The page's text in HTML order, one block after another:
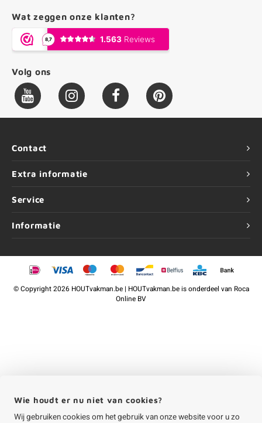
Wat zeggen onze klanten?
Volg ons
Contact
Extra informatie
Service
Informatie
©Copyright2026 HOUTvakman.be | HOUTvakman.be is onderdeel van Roca
Online BV
Wie houdt er nu niet van cookies?
Wij gebruiken cookies om het gebruik van onze website voor u zo